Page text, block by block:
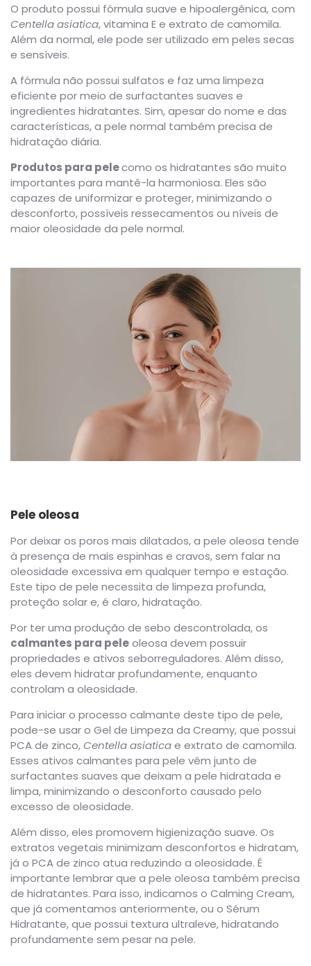
O produto possui fórmula suave e hipoalergênica, com
Centella asiatica, vitamina E e extrato de camomila.
Além da normal, ele pode ser utilizado em peles secas
e sensíveis.
A fórmula não possui sulfatos e faz uma limpeza
eficiente por meio de surfactantes suaves e
ingredientes hidratantes. Sim, apesar do nome e das
características, a pele normal também precisa de
hidratação diária.
Produtos para pelecomo os hidratantes são muito
importantes para mantê-la harmoniosa. Eles são
capazes de uniformizar e proteger, minimizando o
desconforto, possíveis ressecamentos ou níveis de
maior oleosidade da pele normal.
Pele oleosa
Por deixar os poros mais dilatados, a pele oleosa tende
à presença de mais espinhas e cravos, sem falar na
oleosidade excessiva em qualquer tempo e estação.
Este tipo de pele necessita de limpeza profunda,
proteção solar e, é claro, hidratação.
Por ter uma produção de sebo descontrolada, os
calmantes para peleoleosa devem possuir
propriedades e ativos seborreguladores. Além disso,
eles devem hidratar profundamente, enquanto
controlam a oleosidade.
Para iniciar o processo calmante deste tipo de pele,
pode-se usar o Gel de Limpeza da Creamy, que possui
PCA de zinco,Centella asiaticae extrato de camomila.
Esses ativos calmantes para pele vêm junto de
surfactantes suaves que deixam a pele hidratada e
limpa, minimizando o desconforto causado pelo
excesso de oleosidade.
Além disso, eles promovem higienização suave. Os
extratos vegetais minimizam desconfortos e hidratam,
já o PCA de zinco atua reduzindo a oleosidade. É
importante lembrar que a pele oleosa também precisa
de hidratantes. Para isso, indicamos o Calming Cream,
que já comentamos anteriormente, ou o Sérum
Hidratante, que possui textura ultraleve, hidratando
profundamente sem pesar na pele.